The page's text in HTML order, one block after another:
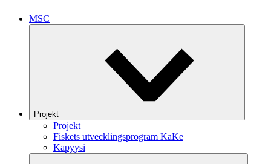
MSC
Projekt
Projekt
Fiskets utvecklingsprogram KaKe
Kapyysi